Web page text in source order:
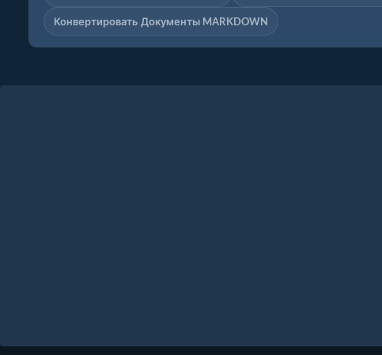
Конвертировать Документы MARKDOWN